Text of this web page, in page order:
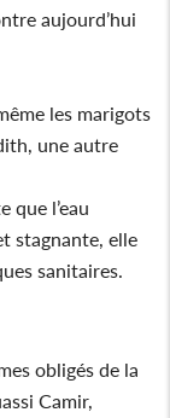
aujourd’hui
les marigots
une autre
que l’eau
stagnante, elle
sanitaires.
obligés de la
Camir,